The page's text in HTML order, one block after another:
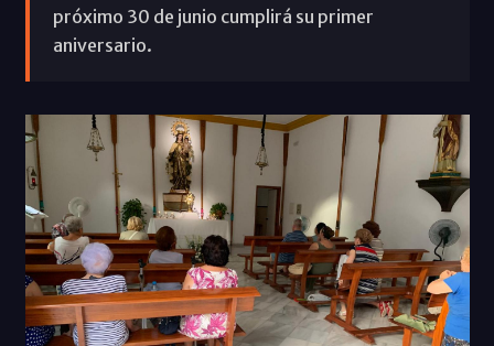
próximo 30 de junio cumplirá su primer
aniversario.